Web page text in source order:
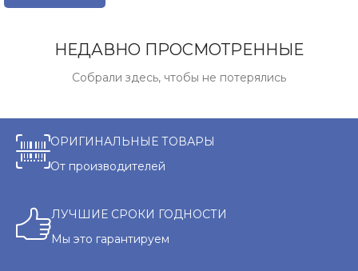
НЕДАВНО ПРОСМОТРЕННЫЕ
Собрали здесь, чтобы не потерялись
ОРИГИНАЛЬНЫЕ ТОВАРЫ
От производителей
ЛУЧШИЕ СРОКИ ГОДНОСТИ
Мы это гарантируем